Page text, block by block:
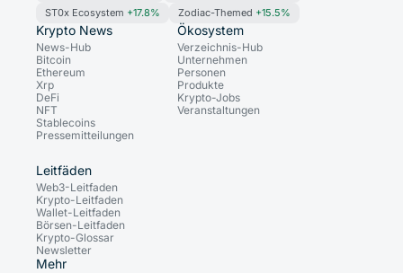
ST0x Ecosystem +17.8% Zodiac-Themed +15.5%
Krypto News
News-Hub
Bitcoin
Ethereum
Xrp
DeFi
NFT
Stablecoins
Pressemitteilungen
Ökosystem
Verzeichnis-Hub
Unternehmen
Personen
Produkte
Krypto-Jobs
Veranstaltungen
Leitfäden
Web3-Leitfaden
Krypto-Leitfaden
Wallet-Leitfaden
Börsen-Leitfaden
Krypto-Glossar
Newsletter
Mehr